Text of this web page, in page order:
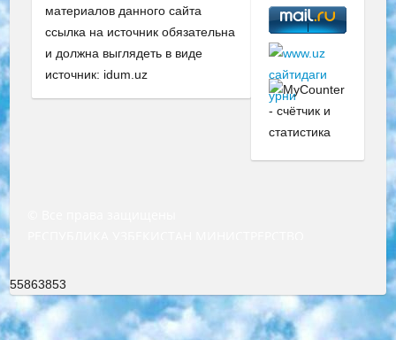
материалов данного сайта
ссылка на источник обязательна
и должна выглядеть в виде
источник: idum.uz
55863853